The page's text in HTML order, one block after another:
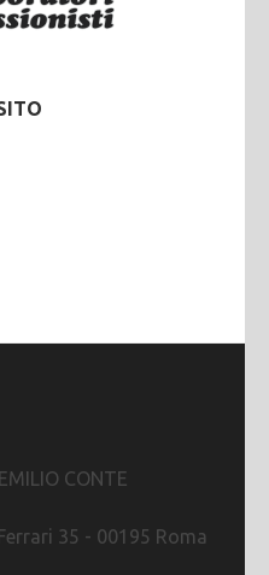
CONTE
35 - 00195 Roma